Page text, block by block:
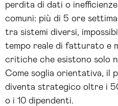
perdita di dati o
comuni: più di 5 ore
tra sistemi diversi,
tempo reale di fatturato e
critiche che esistono solo
Come soglia orientativa, il
diventa strategico oltre i
o i 10 dipendenti.